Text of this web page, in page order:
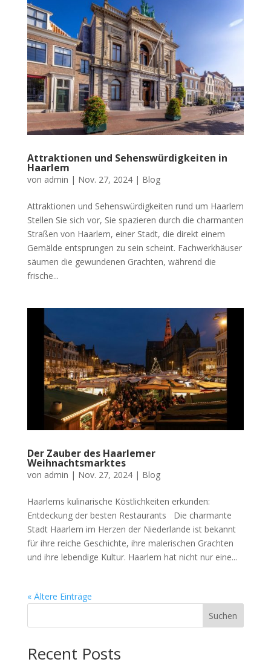
Attraktionen und Sehenswürdigkeiten in
Haarlem
von admin | Nov. 27, 2024| Blog
Attraktionen und Sehenswürdigkeiten rund um Haarlem
Stellen Sie sich vor, Sie spazieren durch die charmanten
Straßen von Haarlem, einer Stadt, die direkt einem
Gemälde entsprungen zu sein scheint. Fachwerkhäuser
säumen die gewundenen Grachten, während die
frische...
Der Zauber des Haarlemer
Weihnachtsmarktes
von admin | Nov. 27, 2024| Blog
Haarlems kulinarische Köstlichkeiten erkunden:
Entdeckung der besten Restaurants Die charmante
Stadt Haarlem im Herzen der Niederlande ist bekannt
für ihre reiche Geschichte, ihre malerischen Grachten
und ihre lebendige Kultur. Haarlem hat nicht nur eine...
« Ältere Einträge
Suchen
Recent Posts